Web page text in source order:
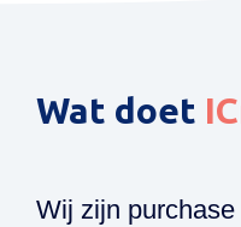
Wat doet
Wij zijn